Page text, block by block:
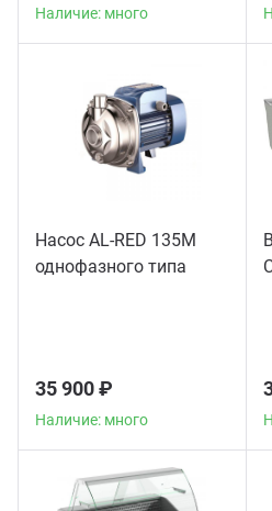
Наличие: много
Насос AL-RED 135M
однофазного типа
35 900 ₽
Наличие: много